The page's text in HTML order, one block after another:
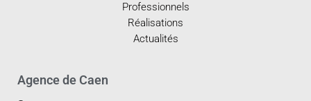
Professionnels
Réalisations
Actualités
Agence de Caen